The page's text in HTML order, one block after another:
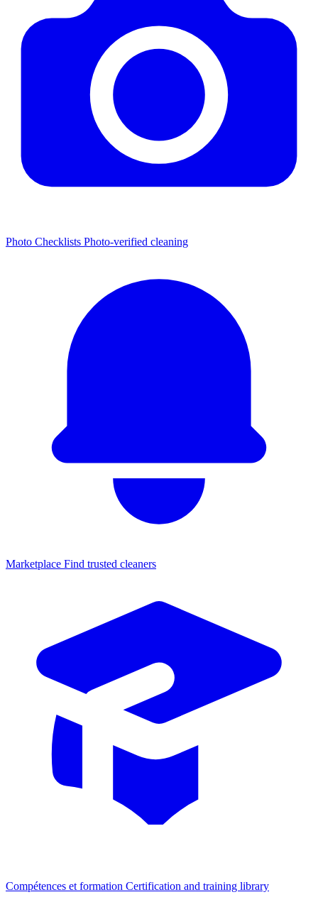
Photo Checklists Photo-verified cleaning
Marketplace Find trusted cleaners
Compétences et formation Certification and training library